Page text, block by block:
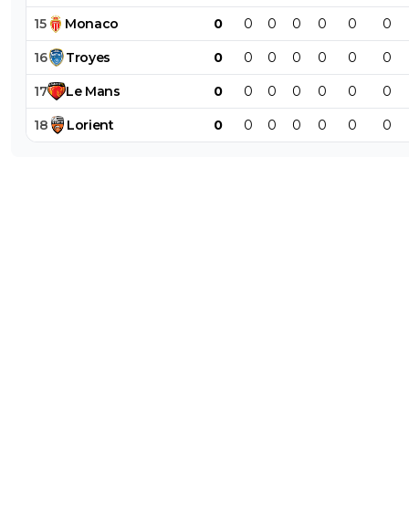
15 Monaco 0 0 0 0 0 0 0
16 Troyes 0 0 0 0 0 0 0
17 Le Mans 0 0 0 0 0 0 0
18 Lorient 0 0 0 0 0 0 0